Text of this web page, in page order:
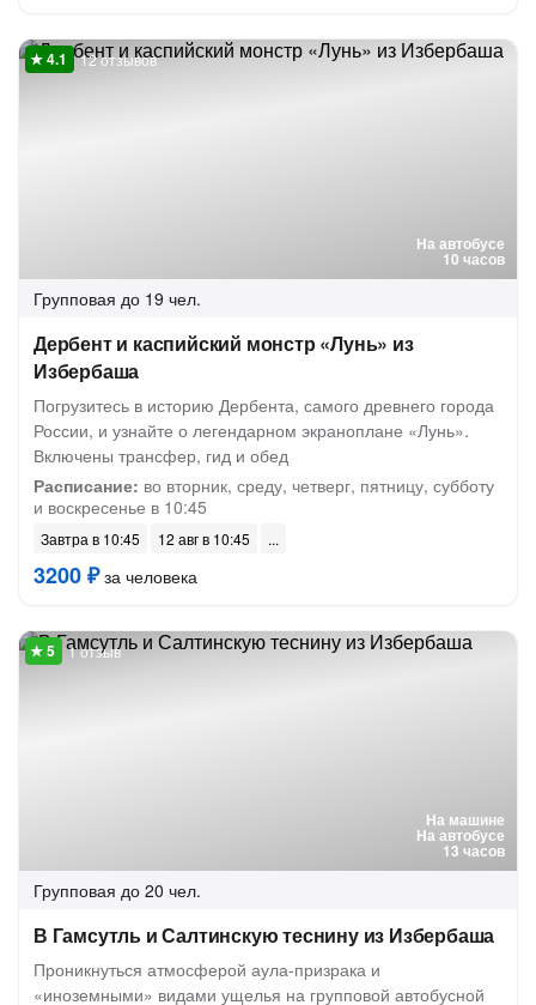
На автобусе
10 часов
12 отзывов
Групповая до 19 чел.
Дербент и каспийский монстр «Лунь» из
Избербаша
Погрузитесь в историю Дербента, самого древнего города
России, и узнайте о легендарном экраноплане «Лунь».
Включены трансфер, гид и обед
Расписание: во вторник, среду, четверг, пятницу, субботу
и воскресенье в 10:45
Завтра в 10:45 12 авг в 10:45
3200 ₽за человека
На машине
На автобусе
13 часов
1 отзыв
Групповая до 20 чел.
В Гамсутль и Салтинскую теснину из Избербаша
Проникнуться атмосферой аула-призрака и
«иноземными» видами ущелья на групповой автобусной